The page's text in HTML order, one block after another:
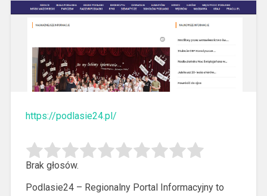
https://podlasie24.pl/
Brak głosów.
Podlasie24 – Regionalny Portal Informacyjny to